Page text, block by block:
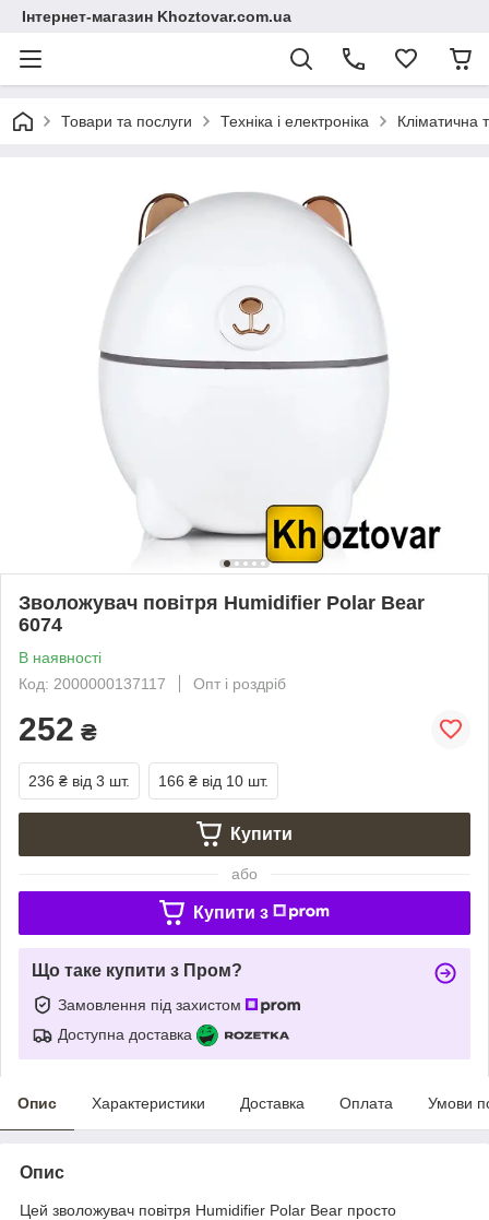
Інтернет-магазин Khoztovar.com.ua
Товари та послуги Техніка і електроніка Кліматична
Зволожувач повітря Humidifier Polar Bear
6074
В наявності
Код: 2000000137117
Опт і роздріб
252 ₴
236 ₴ від 3 шт. 166 ₴ від 10 шт.
Купити
або
Купити з
Що таке купити з Пром?
Замовлення під захистом
Доступна доставка
Опис Характеристики Доставка Оплата Умови
Опис
Цей зволожувач повітря Humidifier Polar Bear просто